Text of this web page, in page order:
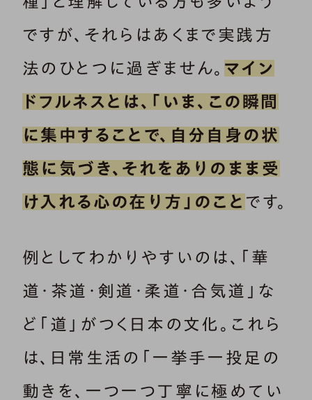
ですが、それらはあくまで実践方
法のひとつに過ぎません。 マイン
ドフルネスとは、「いま、この瞬間
に集中することで、自分自身の状
態に気づき、それをありのまま受
け入れる心の在り方」のこと です。
例としてわかりやすいのは、「華
道・茶道・剣道・柔道・合気道」な
ど「道」がつく日本の文化。これら
は、日常生活の「一挙手一投足の
動きを、一つ一つ丁寧に極めてい